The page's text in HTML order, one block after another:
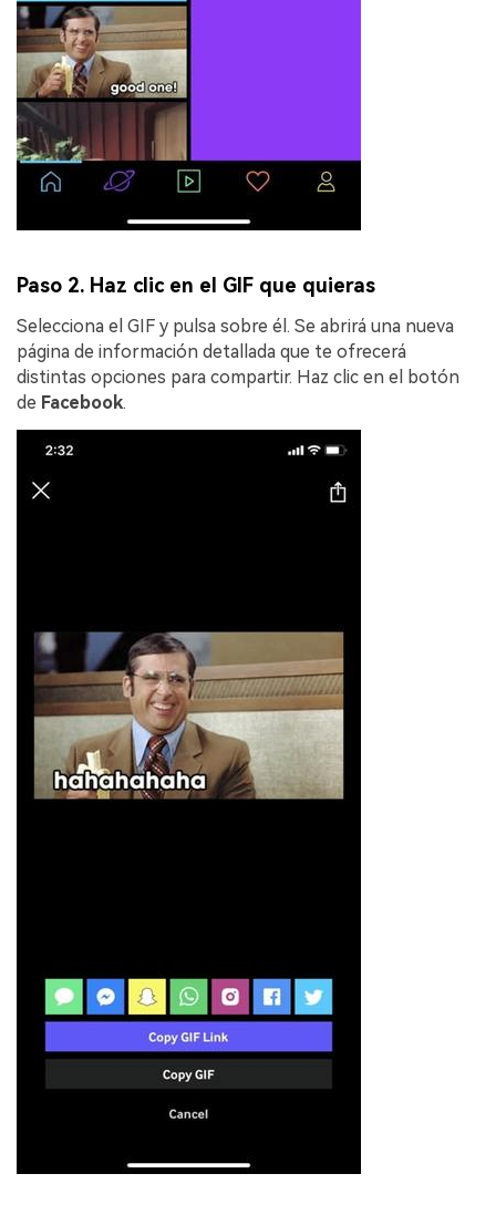
Paso 2. Haz clic en el GIF que quieras
Selecciona el GIF y pulsa sobre él. Se abrirá una nueva
página de información detallada que te ofrecerá
distintas opciones para compartir. Haz clic en el botón
de Facebook.